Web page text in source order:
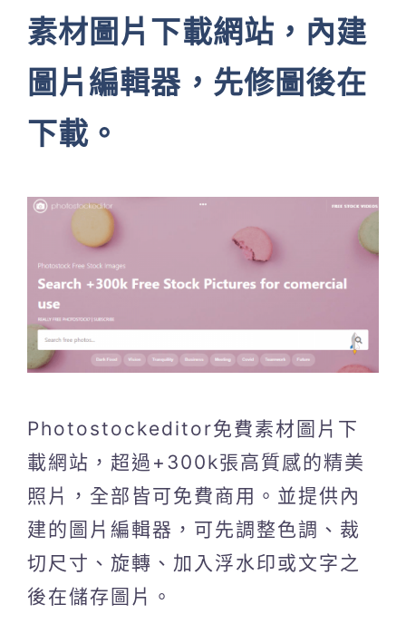
素材圖片下載網站，內建
圖片編輯器，先修圖後在
下載。
Photostockeditor免費素材圖片下
載網站，超過+300k張高質感的精美
照片，全部皆可免費商用。並提供內
建的圖片編輯器，可先調整色調、裁
切尺寸、旋轉、加入浮水印或文字之
後在儲存圖片。